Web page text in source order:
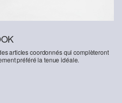
articles coordonnés qui complèteront
préféré la tenue idéale.